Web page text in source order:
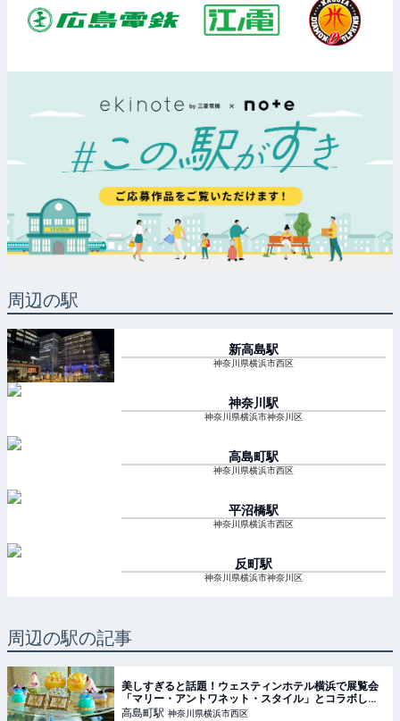
周辺の駅
新高島駅
神奈川県横浜市西区
神奈川 駅
神奈川県横浜市神奈川区
高島町駅
神奈川県横浜市西区
平沼橋駅
神奈川県横浜市西区
反町駅
神奈川県横浜市神奈川区
周辺の駅の記事
美しすぎると話題！ウェスティンホテル横浜で展覧会
「マリー・アントワネット・スタイル」とコラボした
アフタヌーンティーが開催中【実食レポート】
高島町駅 神奈川県横浜市西区